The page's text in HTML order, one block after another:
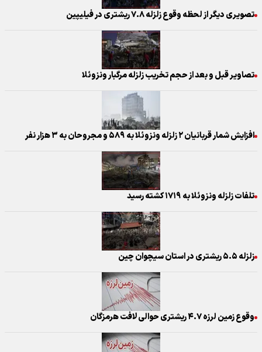
تصویری دیگر از لحظه وقوع زلزله ۷.۸ ریشتری در فیلیپین
تصاویر قبل و بعد از حجم تخریب زلزله مرگبار ونزوئلا
افزایش شمار قربانیان ۲ زلزله‌ ونزوئلا به ۵۸۹ و مجروحان به ۳ هزار نفر
تلفات زلزله ونزوئلا به ۱۷۱۹ کشته رسید
زلزله ۵.۵ ریشتری در استان سیچوان چین
وقوع زمین لرزه ۴.۷ ریشتری حوالی لافت هرمزگان